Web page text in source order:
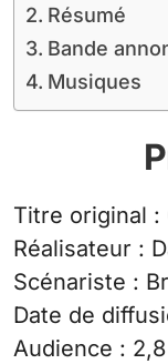
Résumé
Bande
Musiques
Titre original :
Réalisateur :
Scénariste :
Date de
Audience :